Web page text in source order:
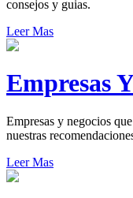
consejos y guias.
Leer Mas
Empresas
Empresas y negocios
nuestras
Leer Mas